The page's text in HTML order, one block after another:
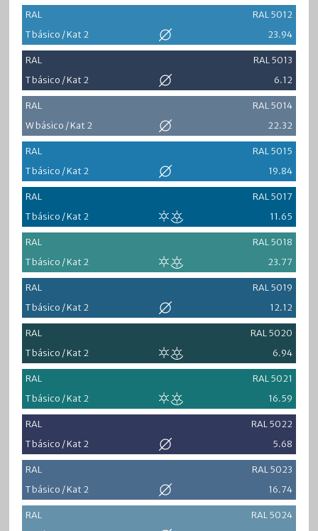
RAL
RAL 5012
T básico / Kat 2
23.94
RAL
RAL 5013
T básico / Kat 2
6.12
RAL
RAL 5014
W básico / Kat 2
22.32
RAL
RAL 5015
T básico / Kat 2
19.84
RAL
RAL 5017
T básico / Kat 2
11.65
RAL
RAL 5018
T básico / Kat 2
23.77
RAL
RAL 5019
T básico / Kat 2
12.12
RAL
RAL 5020
T básico / Kat 2
6.94
RAL
RAL 5021
T básico / Kat 2
16.59
RAL
RAL 5022
T básico / Kat 2
5.68
RAL
RAL 5023
T básico / Kat 2
16.74
RAL
RAL 5024